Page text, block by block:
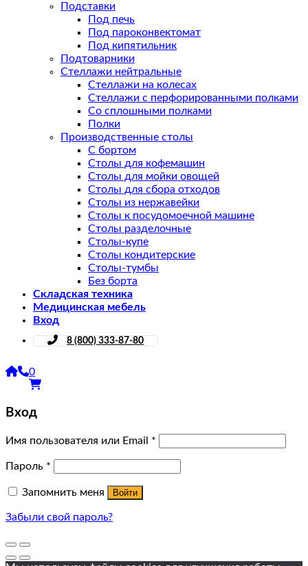
Подставки
Под печь
Под пароконвектомат
Под кипятильник
Подтоварники
Стеллажи нейтральные
Стеллажи на колесах
Стеллажи с перфорированными полками
Со сплошными полками
Полки
Производственные столы
С бортом
Столы для кофемашин
Столы для мойки овощей
Столы для сбора отходов
Столы из нержавейки
Столы к посудомоечной машине
Столы разделочные
Столы-купе
Столы кондитерские
Столы-тумбы
Без борта
Складская техника
Медицинская мебель
Вход
8 (800) 333-87-80
0
Вход
Имя пользователя или Email *
Пароль *
Запомнить меня Войти
Забыли свой пароль?